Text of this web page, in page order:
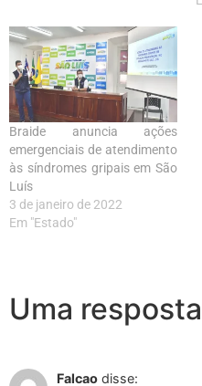
Braide anuncia ações
emergenciais de atendimento
às síndromes gripais em São
Luís
3 de janeiro de 2022
Em "Estado"
Uma resposta
Falcao disse: